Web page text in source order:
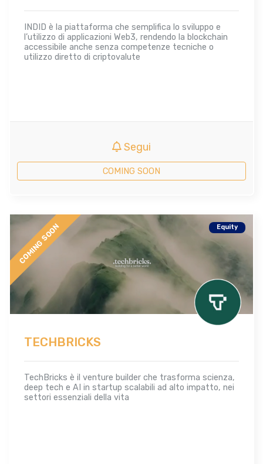
INDID è la piattaforma che semplifica lo sviluppo e
l’utilizzo di applicazioni Web3, rendendo la blockchain
accessibile anche senza competenze tecniche o
utilizzo diretto di criptovalute
Segui
COMING SOON
COMING SOON Equity
TECHBRICKS
TechBricks è il venture builder che trasforma scienza,
deep tech e AI in startup scalabili ad alto impatto, nei
settori essenziali della vita